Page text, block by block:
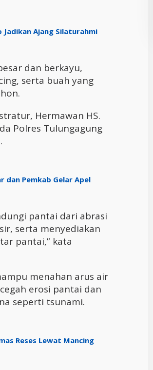
Jadikan Ajang Silaturahmi
dan berkayu,
serta buah yang
Hermawan HS.
Polres Tulungagung
dan Pemkab Gelar Apel
pantai dari abrasi
serta menyediakan
pantai,” kata
menahan arus air
erosi pantai dan
seperti tsunami.
Reses Lewat Mancing